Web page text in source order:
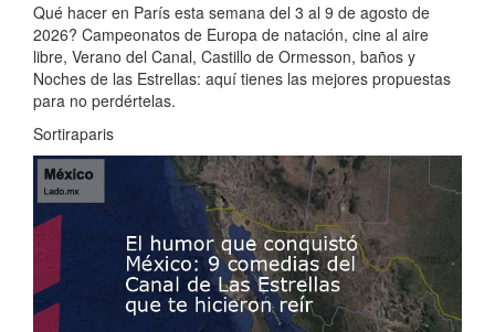
Qué hacer en París esta semana del 3 al 9 de agosto de
2026? Campeonatos de Europa de natación, cine al aire
libre, Verano del Canal, Castillo de Ormesson, baños y
Noches de las Estrellas: aquí tienes las mejores propuestas
para no perdértelas.
Sortiraparis